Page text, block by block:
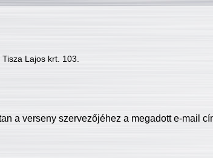
Lajos krt. 103.
a verseny szervezőjéhez a megadott e-mail